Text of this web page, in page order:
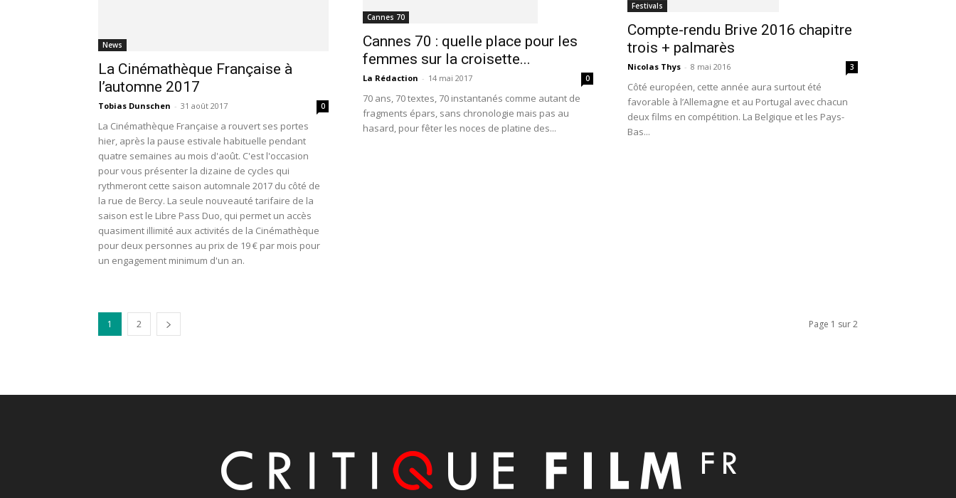
News
La Cinémathèque Française à
l’automne 2017
Tobias Dunschen - 31 août 2017 0
La Cinémathèque Française a rouvert ses portes
hier, après la pause estivale habituelle pendant
quatre semaines au mois d'août. C'est l'occasion
pour vous présenter la dizaine de cycles qui
rythmeront cette saison automnale 2017 du côté de
la rue de Bercy. La seule nouveauté tarifaire de la
saison est le Libre Pass Duo, qui permet un accès
quasiment illimité aux activités de la Cinémathèque
pour deux personnes au prix de 19 € par mois pour
un engagement minimum d'un an.
Cannes 70
Cannes 70 : quelle place pour les
femmes sur la croisette...
La Rédaction - 14 mai 2017 0
70 ans, 70 textes, 70 instantanés comme autant de
fragments épars, sans chronologie mais pas au
hasard, pour fêter les noces de platine des...
Festivals
Compte-rendu Brive 2016 chapitre
trois + palmarès
Nicolas Thys - 8 mai 2016 3
Côté européen, cette année aura surtout été
favorable à l’Allemagne et au Portugal avec chacun
deux films en compétition. La Belgique et les Pays-
Bas...
1 2 Page 1 sur 2